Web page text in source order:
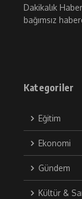
Dakikalık
bağımsız
Kategoriler
Eğitim
Ekonomi
Gündem
Kültür &